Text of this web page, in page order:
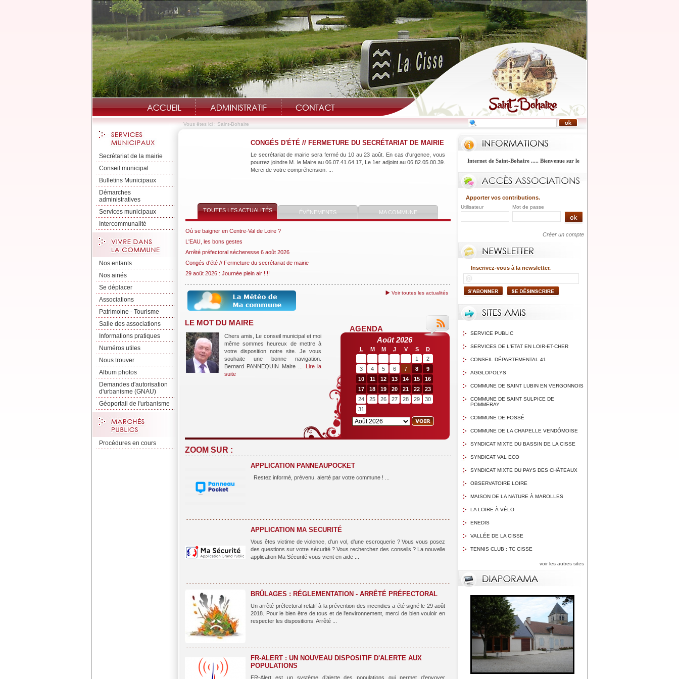
Vous êtes ici : Saint-Bohaire
Secrétariat de la mairie
Conseil municipal
Bulletins Municipaux
Démarches
administratives
Services municipaux
Intercommunalité
Nos enfants
Nos ainés
Se déplacer
Associations
Patrimoine - Tourisme
Salle des associations
Informations pratiques
Numéros utiles
Nous trouver
Album photos
Demandes d'autorisation
d'urbanisme (GNAU)
Géoportail de l'urbanisme
Procédures en cours
CONGÉS D'ÉTÉ // FERMETURE DU SECRÉTARIAT DE MAIRIE
Le secrétariat de mairie sera fermé du 10 au 23 août. En cas d'urgence, vous
pourrez joindre M. le Maire au 06.07.41.64.17, Le 1er adjoint au 06.82.05.00.39.
Merci de votre compréhension. ...
TOUTES LES ACTUALITÉS ÉVÈNEMENTS MA COMMUNE
Où se baigner en Centre-Val de Loire ?
L'EAU, les bons gestes
Arrêté préfectoral sécheresse 6 août 2026
Congés d'été // Fermeture du secrétariat de mairie
29 août 2026 : Journée plein air !!!!
Voir toutes les actualités
LE MOT DU MAIRE
Chers amis, Le conseil municipal et moi
même sommes heureux de mettre à
votre disposition notre site. Je vous
souhaite une bonne navigation. ​
Bernard PANNEQUIN Maire ...
Lire la
suite
AGENDA
Août 2026
L M M J V S
D
1
2
3
4 5 6 7 8
9
10
11 12 13 14 15
16
17
18 19 20 21 22
23
24
25 26 27 28 29
30
31
ZOOM SUR :
APPLICATION PANNEAUPOCKET
Restez informé, prévenu, alerté par votre commune ! ...
APPLICATION MA SECURITÉ
Vous êtes victime de violence, d’un vol, d’une escroquerie ? Vous vous posez
des questions sur votre sécurité ? Vous recherchez des conseils ? La nouvelle
application Ma Sécurité vous vient en aide ...
BRÛLAGES : RÉGLEMENTATION - ARRÊTÉ PRÉFECTORAL
Un arrêté préfectoral relatif à la prévention des incendies a été signé le 29 août
2018. Pour le bien être de tous et de l'environnement, merci de bien vouloir en
respecter les dispositions. Arrêté ...
FR-ALERT : UN NOUVEAU DISPOSITIF D'ALERTE AUX
POPULATIONS
FR-Alert est un système d’alerte des populations qui permet d'envoyer
Bienvenue sur le site Internet de Saint-Bohaire ..... Bienvenue sur le site Internet de Saint-Bohaire .....
Apporter vos contributions.
Utilisateur Mot de passe
Créer un compte
Inscrivez-vous à la newsletter.
SERVICE PUBLIC
SERVICES DE L'ETAT EN LOIR-ET-CHER
CONSEIL DÉPARTEMENTAL 41
AGGLOPOLYS
COMMUNE DE SAINT LUBIN EN VERGONNOIS
COMMUNE DE SAINT SULPICE DE
POMMERAY
COMMUNE DE FOSSÉ
COMMUNE DE LA CHAPELLE VENDÔMOISE
SYNDICAT MIXTE DU BASSIN DE LA CISSE
SYNDICAT VAL ECO
SYNDICAT MIXTE DU PAYS DES CHÂTEAUX
OBSERVATOIRE LOIRE
MAISON DE LA NATURE À MAROLLES
LA LOIRE À VÉLO
ENEDIS
VALLÉE DE LA CISSE
TENNIS CLUB : TC CISSE
voir les autres sites